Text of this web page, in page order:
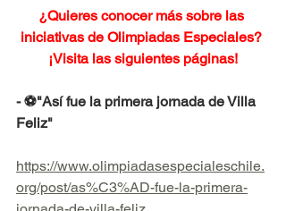
¿Quieres conocer más sobre las
iniciativas de Olimpiadas Especiales?
¡Visita las siguientes páginas!
- ⚽"Así fue la primera jornada de Villa
Feliz"
https://www.olimpiadasespecialeschile.
org/post/as%C3%AD-fue-la-primera-